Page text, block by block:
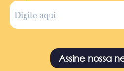
Assine nossa